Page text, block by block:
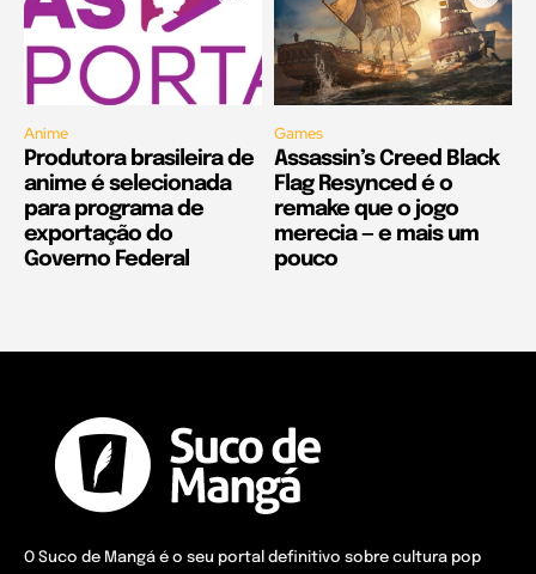
Anime
Produtora brasileira de
anime é selecionada
para programa de
exportação do
Governo Federal
Games
Assassin’s Creed Black
Flag Resynced é o
remake que o jogo
merecia — e mais um
pouco
O Suco de Mangá é o seu portal definitivo sobre cultura pop